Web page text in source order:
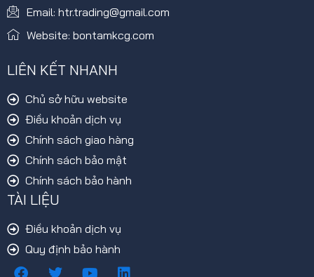
Email: htr.trading@gmail.com
Website: bontamkcg.com
LIÊN KẾT NHANH
Chủ sở hữu website
Điều khoản dịch vụ
Chính sách giao hàng
Chính sách bảo mật
Chính sách bảo hành
TÀI LIỆU
Điều khoản dịch vụ
Quy định bảo hành
F
T
Y
L